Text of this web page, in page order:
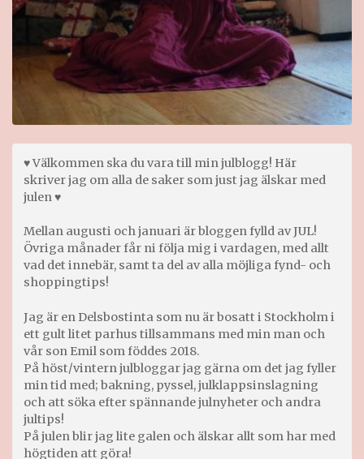
♥ Välkommen ska du vara till min julblogg! Här
skriver jag om alla de saker som just jag älskar med
julen ♥
Mellan augusti och januari är bloggen fylld av JUL!
Övriga månader får ni följa mig i vardagen, med allt
vad det innebär, samt ta del av alla möjliga fynd- och
shoppingtips!
Jag är en Delsbostinta som nu är bosatt i Stockholm i
ett gult litet parhus tillsammans med min man och
vår son Emil som föddes 2018.
På höst/vintern julbloggar jag gärna om det jag fyller
min tid med; bakning, pyssel, julklappsinslagning
och att söka efter spännande julnyheter och andra
jultips!
På julen blir jag lite galen och älskar allt som har med
högtiden att göra!